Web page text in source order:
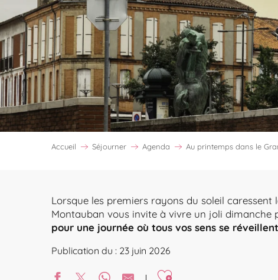
Accueil Séjourner Agenda Au printemps dans le
Lorsque les premiers rayons du soleil
Montauban vous invite à vivre un joli dimanche
pour une journée où tous vos sens se
Publication du : 23 juin 2026
Ajouter aux favoris